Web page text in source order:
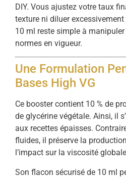
DIY. Vous ajustez votre taux
texture ni diluer
10 ml reste simple à
normes en vigueur.
Une Formulation
Bases High VG
Ce booster contient 10 % de
de glycérine végétale. Ainsi, il
aux recettes épaisses.
fluides, il préserve la
l’impact sur la viscosité
Son flacon sécurisé de 10 ml